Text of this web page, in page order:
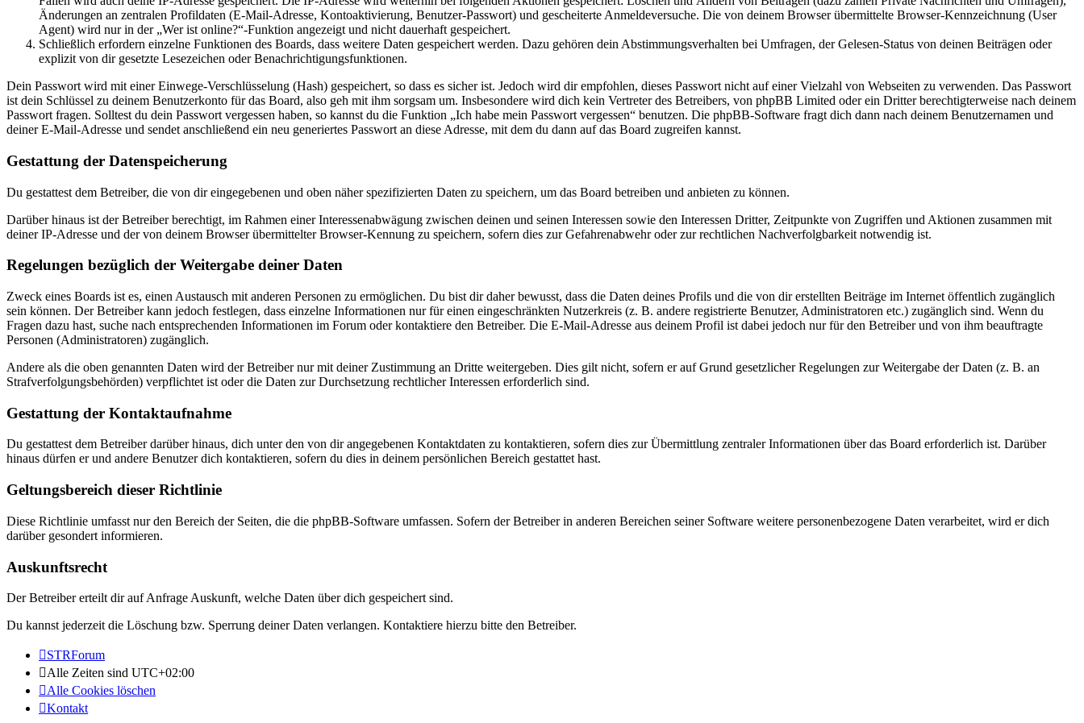
Änderungen an zentralen Profildaten (E-Mail-Adresse, Kontoaktivierung, Benutzer-Passwort) und gescheiterte Anmeldeversuche. Die von deinem Browser übermittelte Browser-Kennzeichnung (User
Agent) wird nur in der „Wer ist online?“-Funktion angezeigt und nicht dauerhaft gespeichert.
Schließlich erfordern einzelne Funktionen des Boards, dass weitere Daten gespeichert werden. Dazu gehören dein Abstimmungsverhalten bei Umfragen, der Gelesen-Status von deinen Beiträgen oder
explizit von dir gesetzte Lesezeichen oder Benachrichtigungsfunktionen.
Dein Passwort wird mit einer Einwege-Verschlüsselung (Hash) gespeichert, so dass es sicher ist. Jedoch wird dir empfohlen, dieses Passwort nicht auf einer Vielzahl von Webseiten zu verwenden. Das Passwort
ist dein Schlüssel zu deinem Benutzerkonto für das Board, also geh mit ihm sorgsam um. Insbesondere wird dich kein Vertreter des Betreibers, von phpBB Limited oder ein Dritter berechtigterweise nach deinem
Passwort fragen. Solltest du dein Passwort vergessen haben, so kannst du die Funktion „Ich habe mein Passwort vergessen“ benutzen. Die phpBB-Software fragt dich dann nach deinem Benutzernamen und
deiner E-Mail-Adresse und sendet anschließend ein neu generiertes Passwort an diese Adresse, mit dem du dann auf das Board zugreifen kannst.
Gestattung der Datenspeicherung
Du gestattest dem Betreiber, die von dir eingegebenen und oben näher spezifizierten Daten zu speichern, um das Board betreiben und anbieten zu können.
Darüber hinaus ist der Betreiber berechtigt, im Rahmen einer Interessenabwägung zwischen deinen und seinen Interessen sowie den Interessen Dritter, Zeitpunkte von Zugriffen und Aktionen zusammen mit
deiner IP-Adresse und der von deinem Browser übermittelter Browser-Kennung zu speichern, sofern dies zur Gefahrenabwehr oder zur rechtlichen Nachverfolgbarkeit notwendig ist.
Regelungen bezüglich der Weitergabe deiner Daten
Zweck eines Boards ist es, einen Austausch mit anderen Personen zu ermöglichen. Du bist dir daher bewusst, dass die Daten deines Profils und die von dir erstellten Beiträge im Internet öffentlich zugänglich
sein können. Der Betreiber kann jedoch festlegen, dass einzelne Informationen nur für einen eingeschränkten Nutzerkreis (z. B. andere registrierte Benutzer, Administratoren etc.) zugänglich sind. Wenn du
Fragen dazu hast, suche nach entsprechenden Informationen im Forum oder kontaktiere den Betreiber. Die E-Mail-Adresse aus deinem Profil ist dabei jedoch nur für den Betreiber und von ihm beauftragte
Personen (Administratoren) zugänglich.
Andere als die oben genannten Daten wird der Betreiber nur mit deiner Zustimmung an Dritte weitergeben. Dies gilt nicht, sofern er auf Grund gesetzlicher Regelungen zur Weitergabe der Daten (z. B. an
Strafverfolgungsbehörden) verpflichtet ist oder die Daten zur Durchsetzung rechtlicher Interessen erforderlich sind.
Gestattung der Kontaktaufnahme
Du gestattest dem Betreiber darüber hinaus, dich unter den von dir angegebenen Kontaktdaten zu kontaktieren, sofern dies zur Übermittlung zentraler Informationen über das Board erforderlich ist. Darüber
hinaus dürfen er und andere Benutzer dich kontaktieren, sofern du dies in deinem persönlichen Bereich gestattet hast.
Geltungsbereich dieser Richtlinie
Diese Richtlinie umfasst nur den Bereich der Seiten, die die phpBB-Software umfassen. Sofern der Betreiber in anderen Bereichen seiner Software weitere personenbezogene Daten verarbeitet, wird er dich
darüber gesondert informieren.
Auskunftsrecht
Der Betreiber erteilt dir auf Anfrage Auskunft, welche Daten über dich gespeichert sind.
Du kannst jederzeit die Löschung bzw. Sperrung deiner Daten verlangen. Kontaktiere hierzu bitte den Betreiber.
STRForum
Alle Zeiten sind UTC+02:00
Alle Cookies löschen
Kontakt